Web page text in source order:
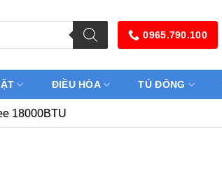
0965.790.100
ĐIỀU HÒA TỦ ĐÔNG
18000BTU